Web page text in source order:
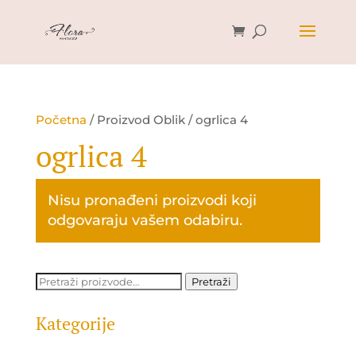
Početna / Proizvod Oblik / ogrlica 4
ogrlica 4
Nisu pronađeni proizvodi koji
odgovaraju vašem odabiru.
Pretraži: Pretraži
Kategorije